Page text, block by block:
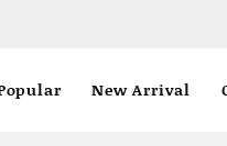
New Arrival